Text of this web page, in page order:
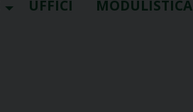
UFFICI MODULISTICA